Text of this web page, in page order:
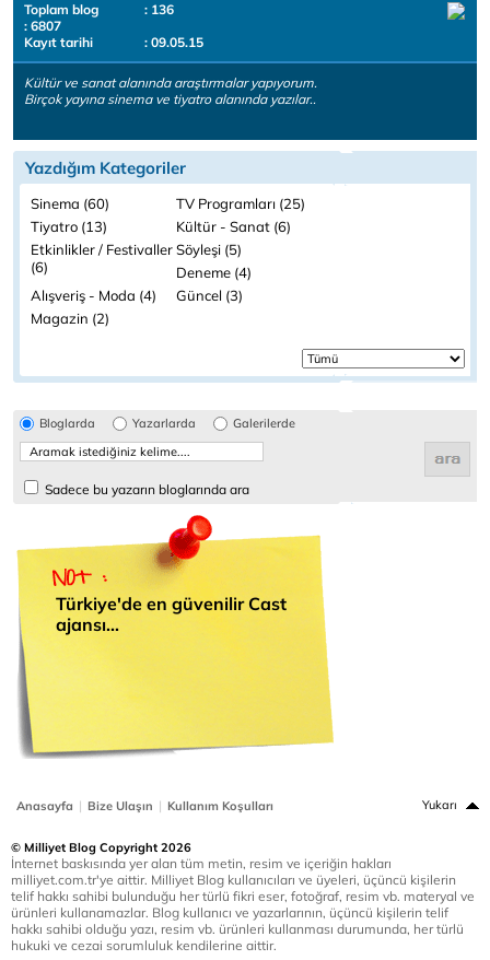
Toplam blog
: 136
: 6807
Kayıt tarihi
: 09.05.15
Kültür ve sanat alanında araştırmalar yapıyorum.
Birçok yayına sinema ve tiyatro alanında yazılar..
Yazdığım Kategoriler
Sinema (60)
TV Programları (25)
Tiyatro (13)
Kültür - Sanat (6)
Etkinlikler / Festivaller
(6)
Söyleşi (5)
Deneme (4)
Alışveriş - Moda (4)
Güncel (3)
Magazin (2)
Bloglarda Yazarlarda Galerilerde
Sadece bu yazarın bloglarında ara
Türkiye'de en güvenilir Cast
ajansı...
Anasayfa | Bize Ulaşın | Kullanım Koşulları Yukarı
© Milliyet Blog Copyright 2026
İnternet baskısında yer alan tüm metin, resim ve içeriğin hakları
milliyet.com.tr'ye aittir. Milliyet Blog kullanıcıları ve üyeleri, üçüncü kişilerin
telif hakkı sahibi bulunduğu her türlü fikri eser, fotoğraf, resim vb. materyal ve
ürünleri kullanamazlar. Blog kullanıcı ve yazarlarının, üçüncü kişilerin telif
hakkı sahibi olduğu yazı, resim vb. ürünleri kullanması durumunda, her türlü
hukuki ve cezai sorumluluk kendilerine aittir.